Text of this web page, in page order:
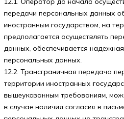
передачи персональных данных
иностранным государством, на
предполагается осуществлять
данных, обеспечивается
персональных данных.
12.2. Трансграничная передача
территории иностранных
вышеуказанным требованиям,
в случае наличия согласия в